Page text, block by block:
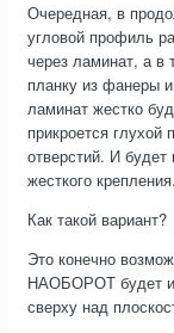
Очередная, в
угловой профиль
через ламинат, а в
планку из фанеры
ламинат жестко
прикроется глухой
отверстий. И
жесткого крепления.
Как такой вариант?
Это конечно
НАОБОРОТ будет
сверху над